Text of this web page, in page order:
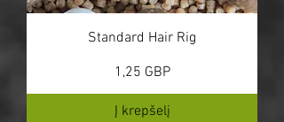
Standard Hair Rig
Kaina
1,25 GBP
Į krepšelį